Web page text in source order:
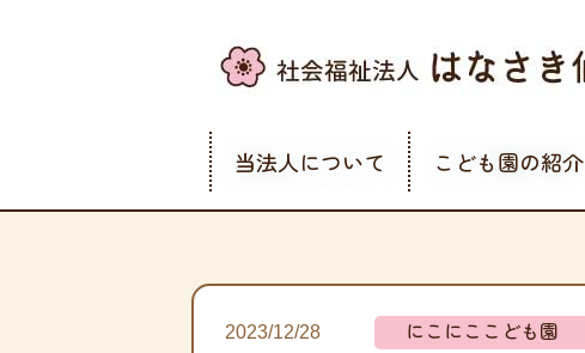
当法人について こども園の紹介
2023/12/28 にこにここども園